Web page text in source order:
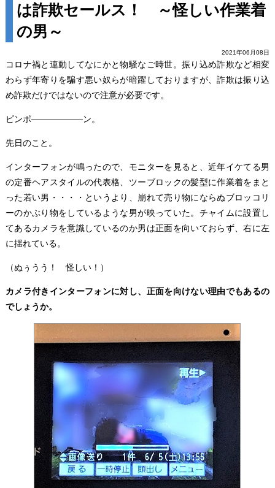
は詐欺セールス！ ～怪しい作業着
の男～
2021年06月08日
コロナ禍と連動してなにかと物騒なご時世。振り込め詐欺など相変
わらず年寄りを騙す悪い奴らが暗躍しておりますが、詐欺は振り込
め詐欺だけではないので注意が必要です。
ピンポ――――――ン。
先日のこと。
インターフォンが鳴ったので、モニターを見ると、近年イケてる男
の定番ヘアスタイルの代表格、ツーブロックの髪型に作業着をまと
った若い男・・・・というより、崩れて売り物にならぬブロッコリ
ーのかぶり物をしているような男が映っていた。チャイムに設置し
てあるカメラを意識しているのか男は正面を向いておらず、右に左
に揺れている。
（ぬぅうう！ 怪しい！）
カメラ付きインターフォンに対し、正面を向けない理由でもあるの
でしょうか。